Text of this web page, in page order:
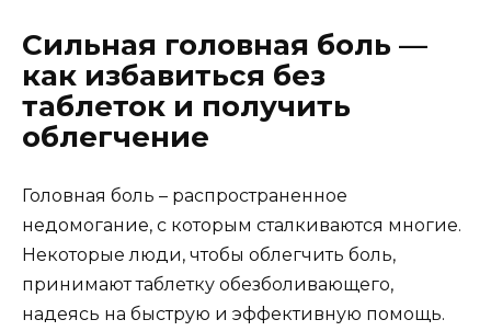
Сильная головная боль —
как избавиться без
таблеток и получить
облегчение
Головная боль – распространенное
недомогание, с которым сталкиваются многие.
Некоторые люди, чтобы облегчить боль,
принимают таблетку обезболивающего,
надеясь на быструю и эффективную помощь.